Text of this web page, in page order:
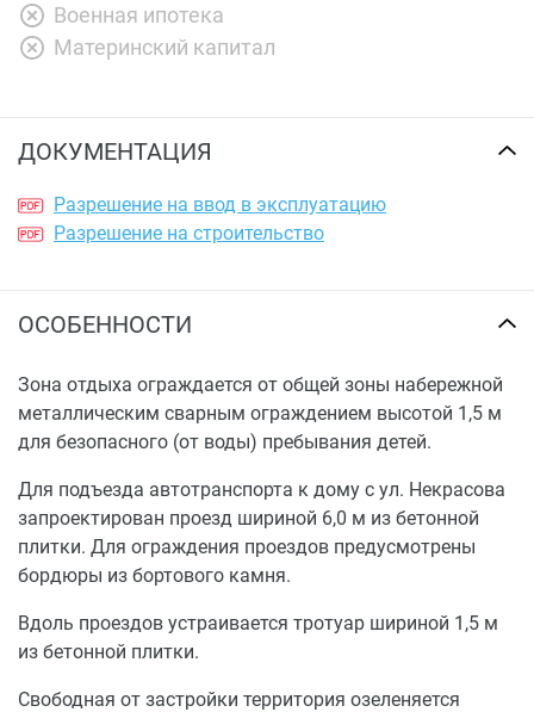
Военная ипотека
Материнский капитал
ДОКУМЕНТАЦИЯ
Разрешение на ввод в эксплуатацию
Разрешение на строительство
ОСОБЕННОСТИ
Зона отдыха ограждается от общей зоны набережной
металлическим сварным ограждением высотой 1,5 м
для безопасного (от воды) пребывания детей.
Для подъезда автотранспорта к дому с ул. Некрасова
запроектирован проезд шириной 6,0 м из бетонной
плитки. Для ограждения проездов предусмотрены
бордюры из бортового камня.
Вдоль проездов устраивается тротуар шириной 1,5 м
из бетонной плитки.
Свободная от застройки территория озеленяется